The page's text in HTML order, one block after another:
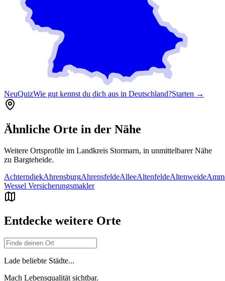
NeuQuizWie gut kennst du dich aus in Deutschland?Starten →
Ähnliche Orte in der Nähe
Weitere Ortsprofile im Landkreis Stormarn, in unmittelbarer Nähe
zu Bargteheide.
AchterndiekAhrensburgAhrensfeldeAlleeAltenfeldeAltenweide
Wessel Versicherungsmakler
Entdecke weitere Orte
Lade beliebte Städte...
Mach Lebensqualität sichtbar.